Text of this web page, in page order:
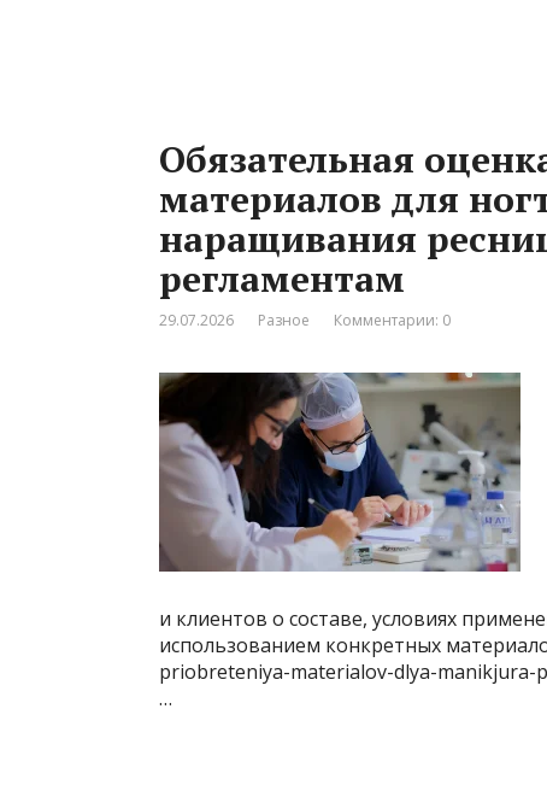
Обязательная
материалов для
наращивания
регламентам
29.07.2026 Разное Комментарии: 0
и клиентов о составе, условиях
использованием конкретных
priobreteniya-materialov-dlya-manikjura-
…